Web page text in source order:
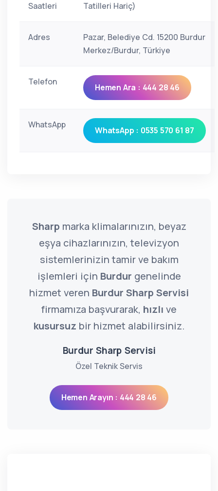
Saatleri
Tatilleri Hariç)
Adres
Pazar, Belediye Cd. 15200 Burdur
Merkez/Burdur, Türkiye
Telefon
Hemen Ara : 444 28 46
WhatsApp
WhatsApp : 0535 570 61 87
Sharp marka klimalarınızın, beyaz
eşya cihazlarınızın, televizyon
sistemlerinizin tamir ve bakım
işlemleri için Burdur genelinde
hizmet veren Burdur Sharp Servisi
firmamıza başvurarak, hızlı ve
kusursuz bir hizmet alabilirsiniz.
Burdur Sharp Servisi
Özel Teknik Servis
Hemen Arayın : 444 28 46